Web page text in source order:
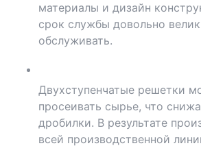
материалы и дизайн
срок службы довольно
обслуживать.
Двухступенчатые решетки
просеивать сырье, что
дробилки. В результате
всей производственной